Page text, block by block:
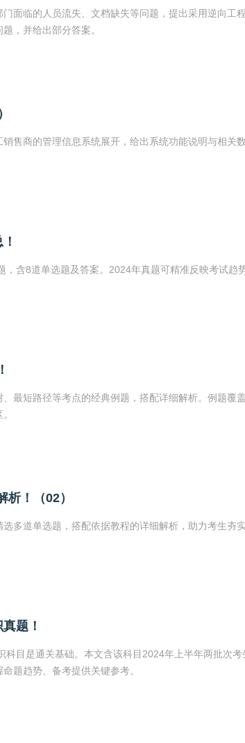
面临的人员流失、文档缺失等问题，提出采用逆向工
，并给出部分答案。
售商的管理信息系统展开，给出系统功能说明与相关
含8道单选题及答案。2024年真题可精准反映考试趋
最短路径等考点的经典例题，搭配详细解析。例题覆
！（02）
多道单选题，搭配依据教程的详细解析，助力考生夯
题！
目是通关基础。本文含该科目2024年上半年两批次考
题趋势、备考提供关键参考。